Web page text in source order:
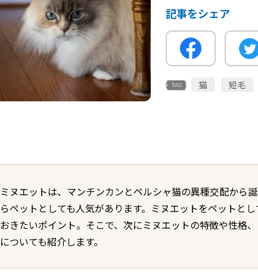
記事をシェア
猫 短毛
ミヌエットは、マンチンカンとペルシャ猫の異種交配から
らペットとしても人気があります。ミヌエットをペットと
おきたいポイント。そこで、次にミヌエットの特徴や性格
についても紹介します。